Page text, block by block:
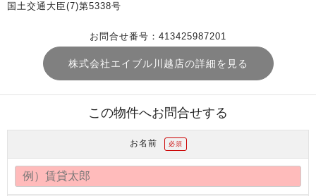
国土交通大臣(7)第5338号
お問合せ番号：413425987201
株式会社エイブル川越店の詳細を見る
この物件へお問合せする
お名前 必須